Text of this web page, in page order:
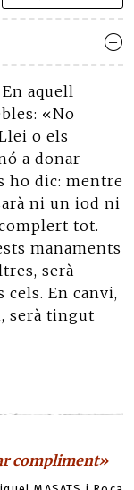
En aquell
«No
o els
a donar
ho dic: mentre
ni un iod ni
tot.
manaments
serà
En canvi,
serà tingut
compliment»